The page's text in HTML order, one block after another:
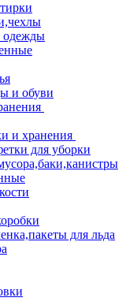
одежды
и обуви
и хранения
для уборки
для льда